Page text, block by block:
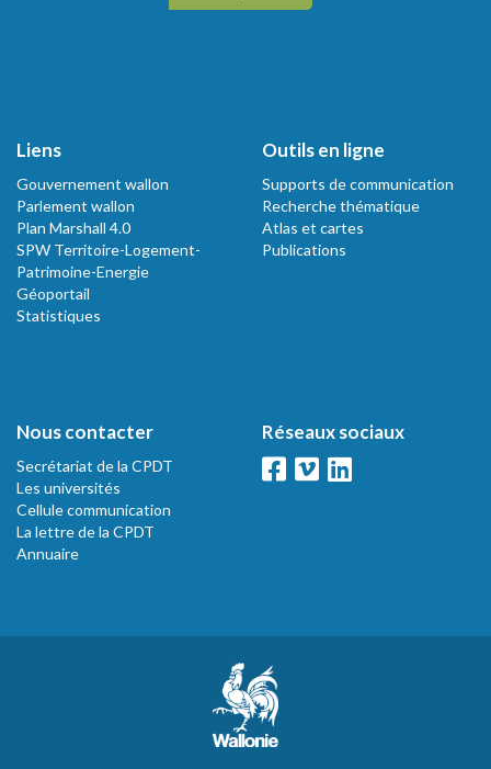
Liens
Gouvernement wallon
Parlement wallon
Plan Marshall 4.0
SPW Territoire-Logement-
Patrimoine-Energie
Géoportail
Statistiques
Outils en ligne
Supports de communication
Recherche thématique
Atlas et cartes
Publications
Nous contacter
Secrétariat de la CPDT
Les universités
Cellule communication
La lettre de la CPDT
Annuaire
Réseaux sociaux